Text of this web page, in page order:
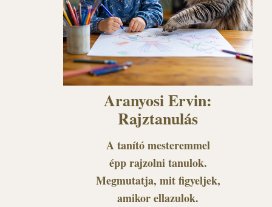
Aranyosi Ervin:
Rajztanulás
A tanító mesteremmel
épp rajzolni tanulok.
Megmutatja, mit figyeljek,
amikor ellazulok.